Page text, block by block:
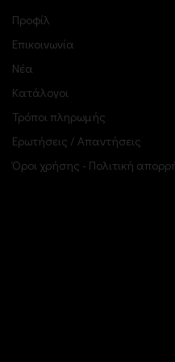
Προφίλ
Επικοινωνία
Νέα
Κατάλογοι
Τρόποι πληρωμής
Ερωτήσεις / Απαντήσεις
Όροι χρήσης - Πολιτική